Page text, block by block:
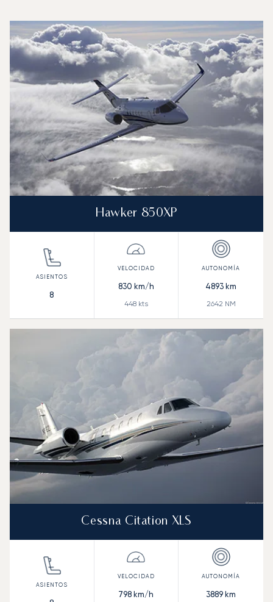
Foto de la aeronaveModelo de aeronave
Asientos
Velocidad (km/h)
Velocidad (nudos) Autonomía
Autonomía (NM)
Hawker 850XP
8
830 km/h
448kts
4893 km
2642 NM
Cessna Citation XLS
798 km/h 3889 km